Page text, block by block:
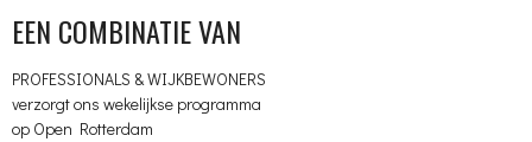
EEN COMBINATIE VAN
PROFESSIONALS & WIJKBEWONERS
verzorgt ons wekelijkse programma
op Open Rotterdam